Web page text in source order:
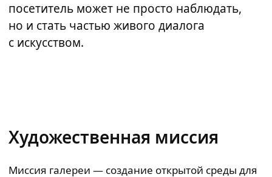
посетитель может не просто наблюдать,
но и стать частью живого диалога
с искусством.
Художественная миссия
Миссия галереи — создание открытой среды для